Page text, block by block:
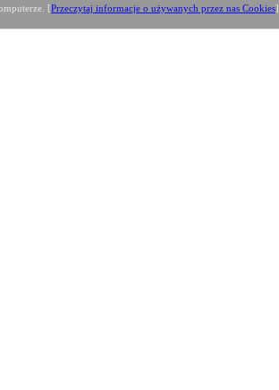
[Przeczytaj informacje o używanych przez nas Cookies].